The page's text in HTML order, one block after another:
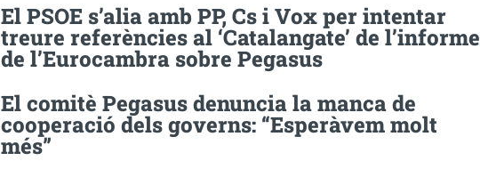
El PSOE s’alia amb PP, Cs i Vox per intentar
treure referències al ‘Catalangate’ de l’informe
de l’Eurocambra sobre Pegasus
El comitè Pegasus denuncia la manca de
cooperació dels governs: “Esperàvem molt
més”